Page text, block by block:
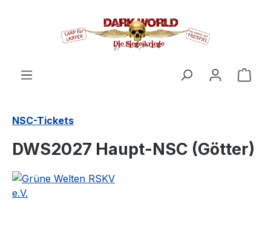
NSC-Tickets
DWS2027 Haupt-NSC (Götter)